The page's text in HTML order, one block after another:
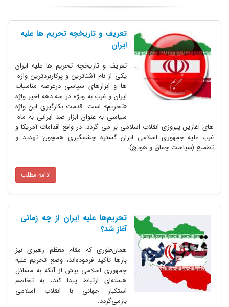
تعریف و تاریخچه تحریم ­­ها علیه
ایران
تعریف و تاریخچه تحریم ­­ها علیه ایران
یکی از نام آشناترین و پرکاربردترین واژه­
ها و ابزارهای سیاسی درعرصه مناسبات
ایران و غرب به ویژه در سه دهه اخیر واژه
«تحریم» است. قدمت بکارگیری این واژه
سیاسی به عنوان ابزار ضد ایرانی به ماه­
های آغازین پیروزی انقلاب اسلامی بر می­ گردد. در واقع اقدامات آمریکا و
غرب علیه جمهوری اسلامی ایران گستره چشمگیری همچون: تهدید و
تطمیع (سیاست چماق و هویج)،...
ادامه مطلب
تحریم‌ها علیه ایران از چه زمانی
آغاز شد؟
همان‌طوری که مقام معظم رهبری نیز
بارها تأکید فرموده‌اند، وضع تحریم علیه
جمهوری اسلامی بیش از آنکه به مسائل
هسته‌ای ارتباط پیدا کند، به تخاصم
استکبار جهانی با انقلاب اسلامی
بازمی‌گردد.